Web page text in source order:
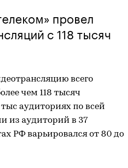
провел
с 118 тысяч
всего
чем 118 тысяч
аудиториях по всей
из аудиторий в 37
РФ варьировался от 80 до